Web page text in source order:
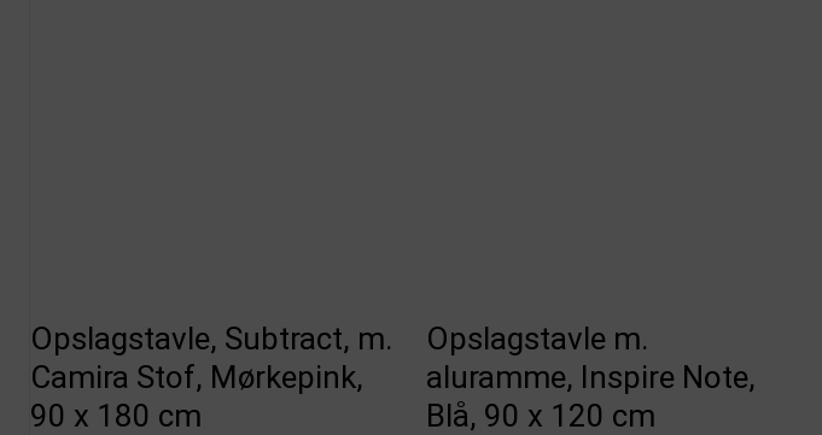
Opslagstavle, Subtract, m.
Camira Stof, Mørkepink,
90 x 180 cm
Opslagstavle m.
aluramme, Inspire Note,
Blå, 90 x 120 cm